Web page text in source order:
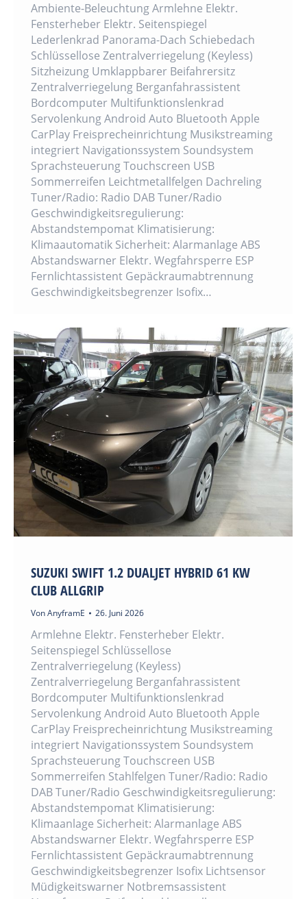
Ambiente-Beleuchtung Armlehne Elektr.
Fensterheber Elektr. Seitenspiegel
Lederlenkrad Panorama-Dach Schiebedach
Schlüssellose Zentralverriegelung (Keyless)
Sitzheizung Umklappbarer Beifahrersitz
Zentralverriegelung Berganfahrassistent
Bordcomputer Multifunktionslenkrad
Servolenkung Android Auto Bluetooth Apple
CarPlay Freisprecheinrichtung Musikstreaming
integriert Navigationssystem Soundsystem
Sprachsteuerung Touchscreen USB
Sommerreifen Leichtmetallfelgen Dachreling
Tuner/Radio: Radio DAB Tuner/Radio
Geschwindigkeitsregulierung:
Abstandstempomat Klimatisierung:
Klimaautomatik Sicherheit: Alarmanlage ABS
Abstandswarner Elektr. Wegfahrsperre ESP
Fernlichtassistent Gepäckraumabtrennung
Geschwindigkeitsbegrenzer Isofix…
SUZUKI SWIFT 1.2 DUALJET HYBRID 61 KW
CLUB ALLGRIP
VonAnyframE 26. Juni 2026
Armlehne Elektr. Fensterheber Elektr.
Seitenspiegel Schlüssellose
Zentralverriegelung (Keyless)
Zentralverriegelung Berganfahrassistent
Bordcomputer Multifunktionslenkrad
Servolenkung Android Auto Bluetooth Apple
CarPlay Freisprecheinrichtung Musikstreaming
integriert Navigationssystem Soundsystem
Sprachsteuerung Touchscreen USB
Sommerreifen Stahlfelgen Tuner/Radio: Radio
DAB Tuner/Radio Geschwindigkeitsregulierung:
Abstandstempomat Klimatisierung:
Klimaanlage Sicherheit: Alarmanlage ABS
Abstandswarner Elektr. Wegfahrsperre ESP
Fernlichtassistent Gepäckraumabtrennung
Geschwindigkeitsbegrenzer Isofix Lichtsensor
Müdigkeitswarner Notbremsassistent